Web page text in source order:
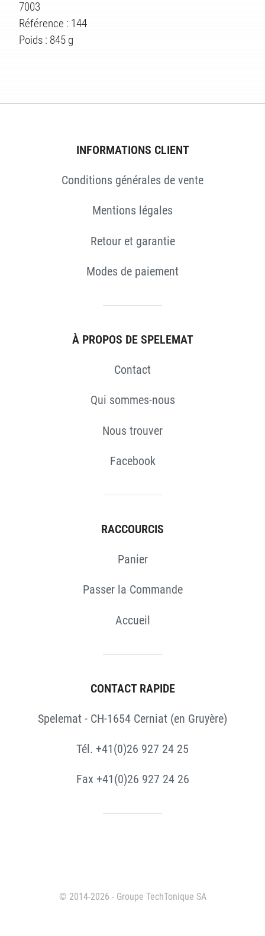
7003
Référence : 144
Poids : 845 g
INFORMATIONS CLIENT
Conditions générales de vente
Mentions légales
Retour et garantie
Modes de paiement
À PROPOS DE SPELEMAT
Contact
Qui sommes-nous
Nous trouver
Facebook
RACCOURCIS
Panier
Passer la Commande
Accueil
CONTACT RAPIDE
Spelemat - CH-1654 Cerniat (en Gruyère)
Tél. +41(0)26 927 24 25
Fax +41(0)26 927 24 26
© 2014-2026 - Groupe TechTonique SA